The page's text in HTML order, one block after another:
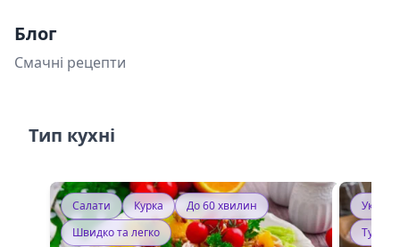
Блог
Смачні рецепти
Тип кухні
Салати Курка
До 60 хвилин
Швидко та легко